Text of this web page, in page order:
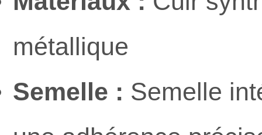
métallique
Semelle : Semelle